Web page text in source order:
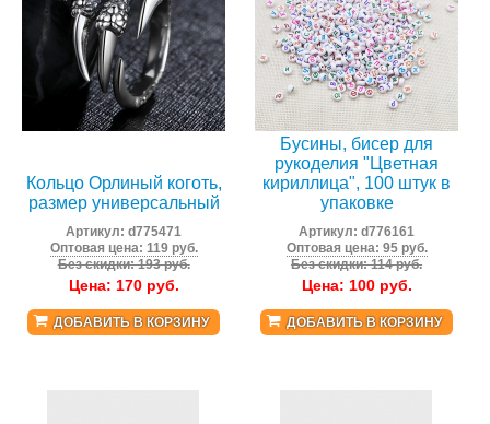
Кольцо Орлиный коготь,
размер универсальный
Артикул:d775471
Оптовая цена: 119 руб.
Без скидки: 193 руб.
Цена: 170руб.
ДОБАВИТЬ В КОРЗИНУ
Бусины, бисер для
рукоделия "Цветная
кириллица", 100 штук в
упаковке
Артикул:d776161
Оптовая цена: 95 руб.
Без скидки: 114 руб.
Цена: 100руб.
ДОБАВИТЬ В КОРЗИНУ